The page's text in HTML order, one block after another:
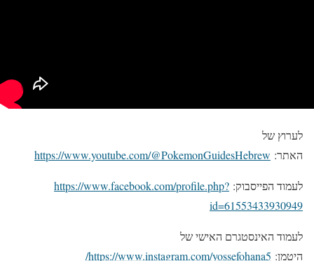
לערוץ של
האתר: https://www.youtube.com/@PokemonGuidesHebrew
לעמוד הפייסבוק: https://www.facebook.com/profile.php?
id=61553433930949
לעמוד האינסטגרם האישי של
היטמן: https://www.instagram.com/yossefohana5/